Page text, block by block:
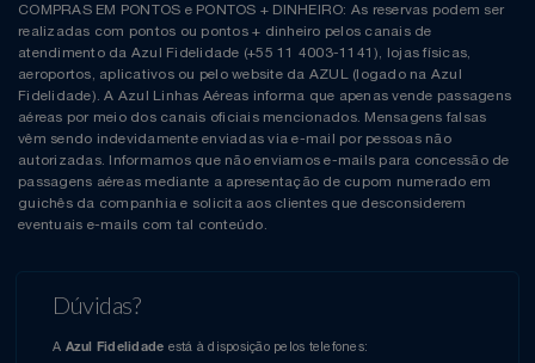
COMPRAS EM PONTOS e PONTOS + DINHEIRO: As reservas podem ser
realizadas com pontos ou pontos + dinheiro pelos canais de
atendimento da Azul Fidelidade (+55 11 4003-1141), lojas físicas,
aeroportos, aplicativos ou pelo website da AZUL (logado na Azul
Fidelidade). A Azul Linhas Aéreas informa que apenas vende passagens
aéreas por meio dos canais oficiais mencionados. Mensagens falsas
vêm sendo indevidamente enviadas via e-mail por pessoas não
autorizadas. Informamos que não enviamos e-mails para concessão de
passagens aéreas mediante a apresentação de cupom numerado em
guichês da companhia e solicita aos clientes que desconsiderem
eventuais e-mails com tal conteúdo.
Dúvidas?
A Azul Fidelidade está à disposição pelos telefones: